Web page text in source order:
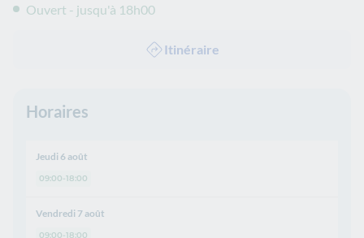
Ouvert - jusqu'à 18h00
Itinéraire
Horaires
Jeudi 6 août
09:00-18:00
Vendredi 7 août
09:00-18:00